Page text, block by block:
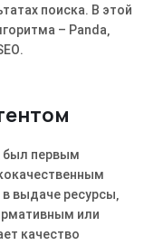
поиска․ В этой
– Panda‚
был первым
выдаче ресурсы‚
или
качество